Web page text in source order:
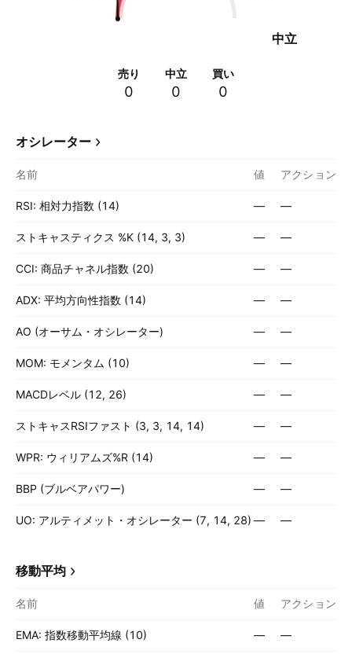
中立
売り
0
中立
0
買い
0
オシレーター
名前 値 アクション
RSI: 相対力指数 (14) — —
ストキャスティクス %K (14, 3, 3) — —
CCI: 商品チャネル指数 (20) — —
ADX: 平均方向性指数 (14) — —
AO (オーサム・オシレーター) — —
MOM: モメンタム (10) — —
MACDレベル (12, 26) — —
ストキャスRSIファスト (3, 3, 14, 14) — —
WPR: ウィリアムズ%R (14) — —
BBP (ブルベアパワー) — —
UO: アルティメット・オシレーター (7, 14, 28) — —
移動平均
名前 値 アクション
EMA: 指数移動平均線 (10) — —